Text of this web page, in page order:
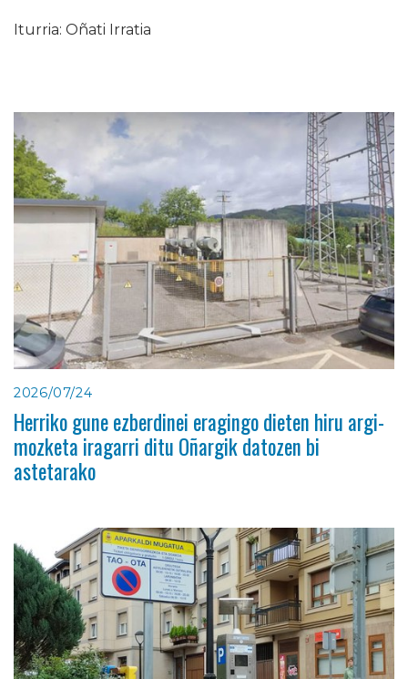
Iturria: Oñati Irratia
2026/07/24
Herriko gune ezberdinei eragingo dieten hiru argi-
mozketa iragarri ditu Oñargik datozen bi
astetarako